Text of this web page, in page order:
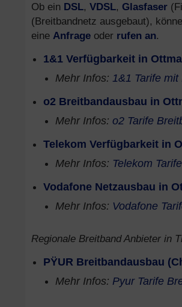
Ob ein DSL, VDSL, Glasfaser
(Breitbandnetz ausgebaut),
eine Anfrage oder rufen an.
1&1 Verfügbarkeit in
Mehr Infos: 1&1 Tarife
o2 Breitbandausbau in
Mehr Infos: o2 Tarife
Telekom Verfügbarkeit in
Mehr Infos: Telekom
Vodafone Netzausbau in
Mehr Infos: Vodafone
Regionale Breitband Anbieter in
PŸUR Breitbandausbau
Mehr Infos: Pyur Tarife